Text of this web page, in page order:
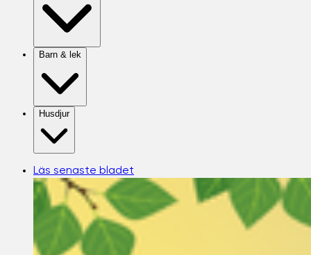
Barn & lek
Husdjur
Läs senaste bladet